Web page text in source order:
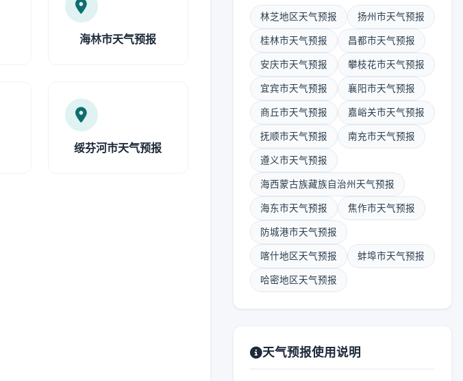
海林市天气预报
绥芬河市天气预报
林芝地区天气预报 扬州市天气预报
桂林市天气预报 昌都市天气预报
安庆市天气预报 攀枝花市天气预报
宜宾市天气预报 襄阳市天气预报
商丘市天气预报 嘉峪关市天气预报
抚顺市天气预报 南充市天气预报
遵义市天气预报
海西蒙古族藏族自治州天气预报
海东市天气预报 焦作市天气预报
防城港市天气预报
喀什地区天气预报 蚌埠市天气预报
哈密地区天气预报
天气预报使用说明